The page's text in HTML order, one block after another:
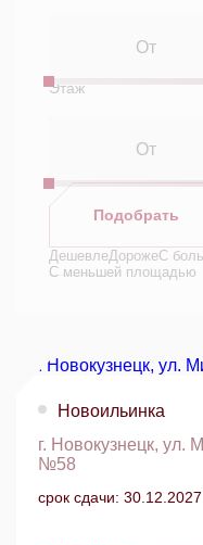
Этаж
Подобрать
ДешевлеДорожеС
С меньшей площадью
Новоильинка
г. Новокузнецк, ул.
№58
срок сдачи: 30.12.2027